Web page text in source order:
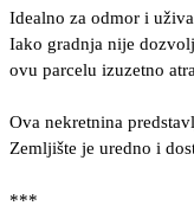
Idealno za odmor i
Iako gradnja nije
ovu parcelu izuzetno
Ova nekretnina
Zemljište je uredno i
***